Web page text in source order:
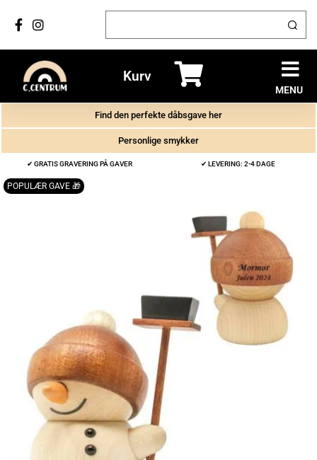
Kurv
MENU
Find den perfekte dåbsgave her
Personlige smykker
✔ GRATIS GRAVERING PÅ GAVER ✔ LEVERING: 2-4 DAGE
POPULÆR GAVE 🎁